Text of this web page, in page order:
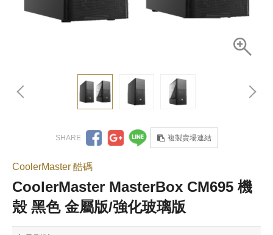
複製賣場連結
CoolerMaster 酷碼
CoolerMaster MasterBox CM695 機
殼 黑色 金屬版/強化玻璃版